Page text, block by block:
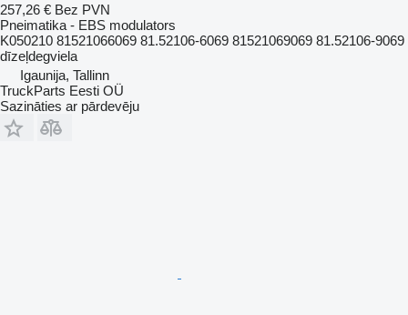
257,26 € Bez PVN
Pneimatika - EBS modulators
K050210 81521066069 81.52106-6069 81521069069 81.52106-9069
dīzeļdegviela
Igaunija, Tallinn
TruckParts Eesti OÜ
Sazināties ar pārdevēju